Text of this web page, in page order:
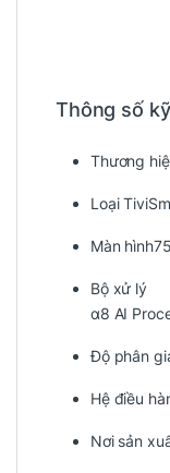
Thông số
Thương
Loại Tivi
Màn hình
Bộ xử lý
α8 AI
Độ phân
Hệ điều
Nơi sản